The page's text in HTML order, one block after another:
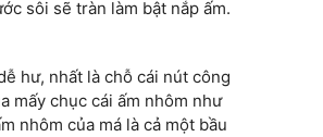
sôi sẽ tràn làm bật nắp ấm.
hư, nhất là chỗ cái nút công
mấy chục cái ấm nhôm như
nhôm của má là cả một bầu